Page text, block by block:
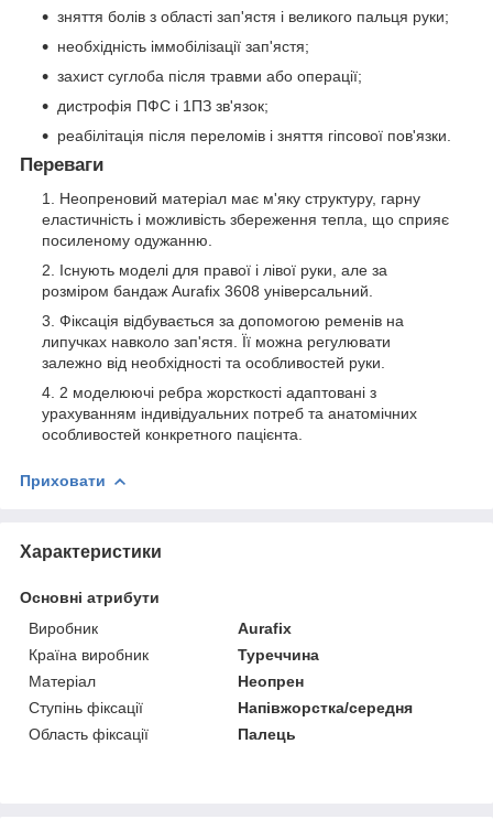
зняття болів з області зап'ястя і великого пальця руки;
необхідність іммобілізації зап'ястя;
захист суглоба після травми або операції;
дистрофія ПФС і 1ПЗ зв'язок;
реабілітація після переломів і зняття гіпсової пов'язки.
Переваги
Неопреновий матеріал має м'яку структуру, гарну
еластичність і можливість збереження тепла, що сприяє
посиленому одужанню.
Існують моделі для правої і лівої руки, але за
розміром бандаж Aurafix 3608 універсальний.
Фіксація відбувається за допомогою ременів на
липучках навколо зап'ястя. Її можна регулювати
залежно від необхідності та особливостей руки.
2 моделюючі ребра жорсткості адаптовані з
урахуванням індивідуальних потреб та анатомічних
особливостей конкретного пацієнта.
Приховати
Характеристики
Основні атрибути
Виробник
Aurafix
Країна виробник
Туреччина
Матеріал
Неопрен
Ступінь фіксації
Напівжорстка/середня
Область фіксації
Палець